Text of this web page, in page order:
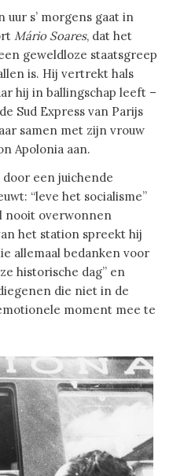
uur s’ morgens gaat in
Mário Soares, dat het
geweldloze staatsgreep
is. Hij vertrekt hals
hij in ballingschap leeft –
Sud Express van Parijs
samen met zijn vrouw
Apolonia aan.
een juichende
“leve het socialisme”
nooit overwonnen
het station spreekt hij
allemaal bedanken voor
historische dag” en
die niet in de
moment mee te